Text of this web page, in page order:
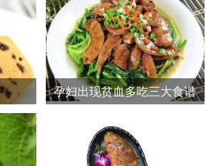
孕妇出现贫血多吃三大食谱